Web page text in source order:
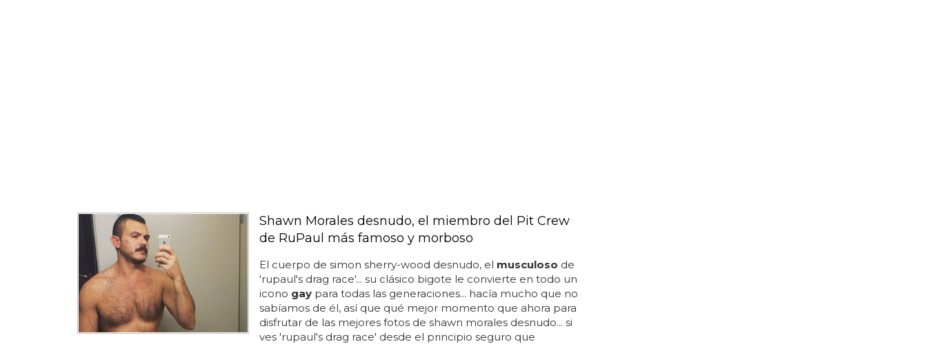
Shawn Morales desnudo, el miembro del Pit Crew
de RuPaul más famoso y morboso
El cuerpo de simon sherry-wood desnudo, el musculoso de
'rupaul's drag race'... su clásico bigote le convierte en todo un
icono gaypara todas las generaciones... hacía mucho que no
sabíamos de él, así que qué mejor momento que ahora para
disfrutar de las mejores fotos de shawn morales desnudo... si
ves 'rupaul's drag race' desde el principio seguro que